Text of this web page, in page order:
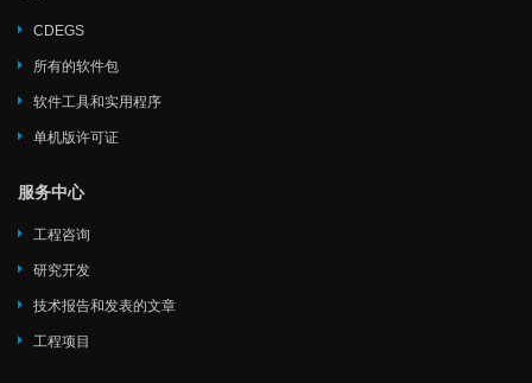
CDEGS
所有的软件包
软件工具和实用程序
单机版许可证
服务中心
工程咨询
研究开发
技术报告和发表的文章
工程项目